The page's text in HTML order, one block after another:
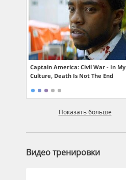
Captain America: Civil War - In My
Culture, Death Is Not The End
Показать больше
Видео тренировки